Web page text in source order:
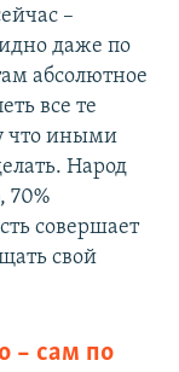
–
даже по
абсолютное
все те
что иными
Народ
70%
совершает
свой
– сам по